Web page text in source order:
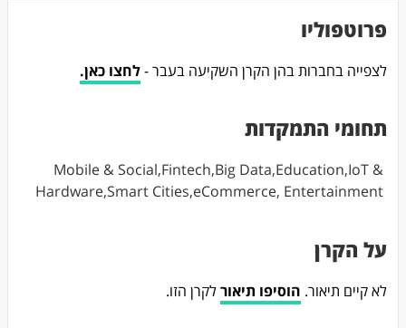
פרוטפוליו
לצפייה בחברות בהן הקרן השקיעה בעבר -לחצו כאן.
תחומי התמקדות
Mobile & Social,Fintech,Big Data,Education,IoT &
Hardware,Smart Cities,eCommerce, Entertainment
על הקרן
לא קיים תיאור. הוסיפו תיאורלקרן הזו.